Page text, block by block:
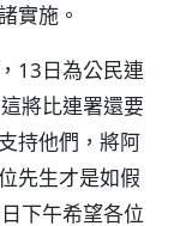
實施。
13日為公民連
將比連署還要
持他們，將阿
先生才是如假
下午希望各位